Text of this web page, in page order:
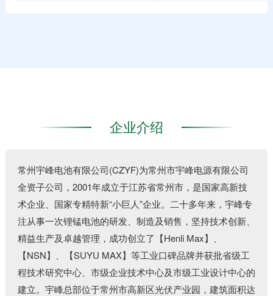
企业介绍
常州宇峰电池有限公司(CZYF)为常州市宇峰电源有限公司
全资子公司，2001年成立于江苏省常州市，是国家高新技
术企业、国家专精特新“小巨人”企业。二十多年来，宇峰专
注从事一次锂锰电池的研发、制造及销售，坚持技术创新、
精益生产及卓越管理，成功创立了【Henli Max】、
【NSN】、【SUYU MAX】等工业口碑品牌并获批省级工
程技术研究中心、市级企业技术中心及市级工业设计中心的
建立。宇峰总部位于常州市高新区光伏产业园，建筑面积达